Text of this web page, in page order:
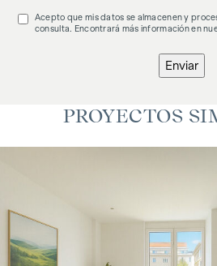
Acepto que mis datos se almacenen y
consulta. Encontrará más información en
Enviar
PROYECTOS